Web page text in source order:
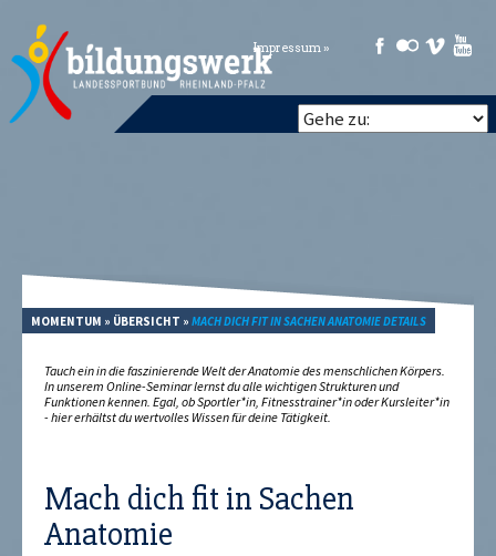
Impressum »
MOMENTUM » ÜBERSICHT » MACH DICH FIT IN SACHEN ANATOMIE DETAILS
Tauch ein in die faszinierende Welt der Anatomie des menschlichen Körpers.
In unserem Online-Seminar lernst du alle wichtigen Strukturen und
Funktionen kennen. Egal, ob Sportler*in, Fitnesstrainer*in oder Kursleiter*in
- hier erhältst du wertvolles Wissen für deine Tätigkeit.
Mach dich fit in Sachen
Anatomie